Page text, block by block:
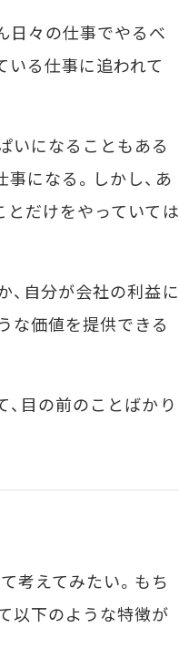
日々の仕事でやるべ
いる仕事に追われて
いになることもある
になる。しかし、あ
とだけをやっていては
自分が会社の利益に
な価値を提供できる
目の前のことばかり
考えてみたい。もち
以下のような特徴が